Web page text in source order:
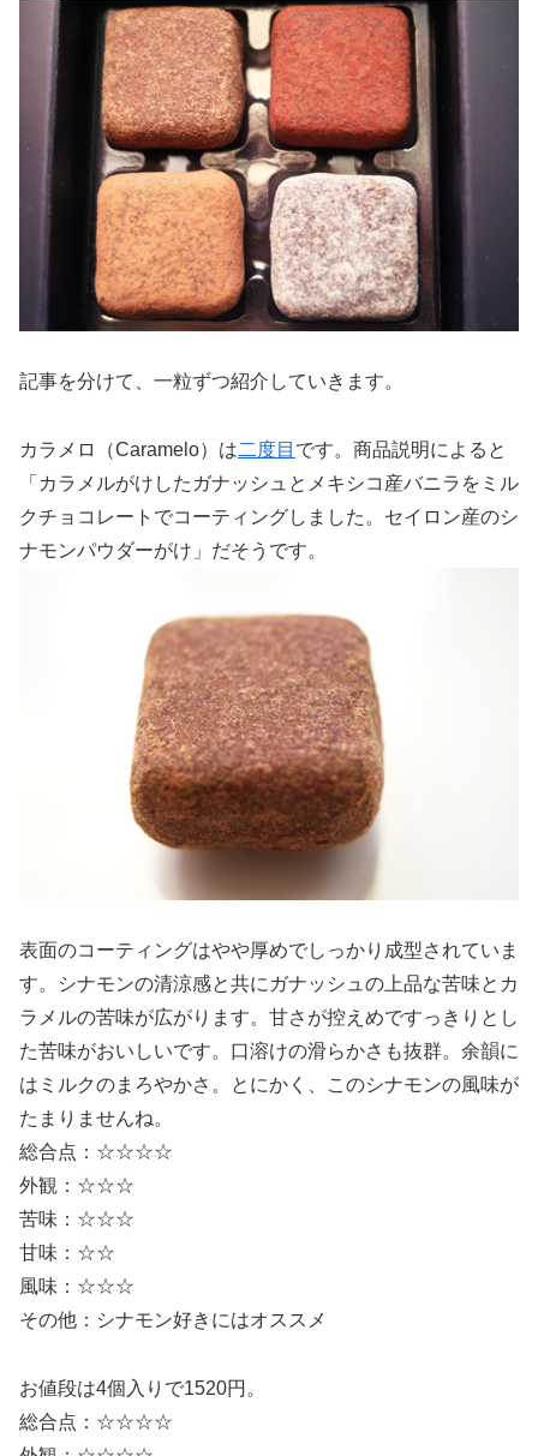
記事を分けて、一粒ずつ紹介していきます。
カラメロ（Caramelo）は二度目 です。商品説明によると
「カラメルがけしたガナッシュとメキシコ産バニラをミル
クチョコレートでコーティングしました。セイロン産のシ
ナモンパウダーがけ」だそうです。
表面のコーティングはやや厚めでしっかり成型されていま
す。シナモンの清涼感と共にガナッシュの上品な苦味とカ
ラメルの苦味が広がります。甘さが控えめですっきりとし
た苦味がおいしいです。口溶けの滑らかさも抜群。余韻に
はミルクのまろやかさ。とにかく、このシナモンの風味が
たまりませんね。
総合点：☆☆☆☆
外観：☆☆☆
苦味：☆☆☆
甘味：☆☆
風味：☆☆☆
その他：シナモン好きにはオススメ
お値段は4個入りで1520円。
総合点：☆☆☆☆